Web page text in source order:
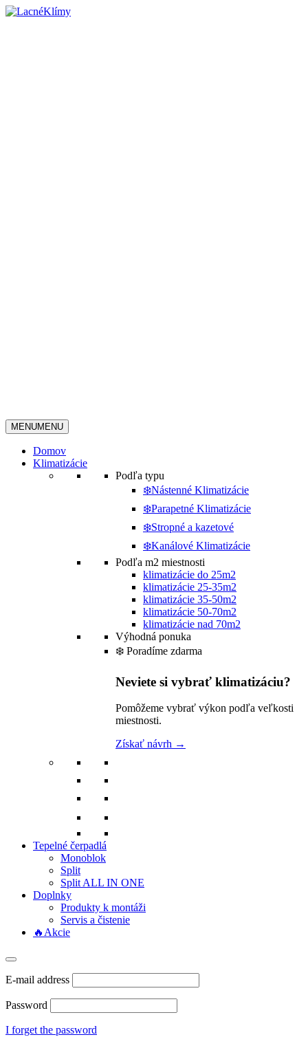
MENUMENU
Domov
Klimatizácie
Podľa typu
❄️Nástenné Klimatizácie
❄️Parapetné Klimatizácie
❄️Stropné a kazetové
❄️Kanálové Klimatizácie
Podľa m2 miestnosti
klimatizácie do 25m2
klimatizácie 25-35m2
klimatizácie 35-50m2
klimatizácie 50-70m2
klimatizácie nad 70m2
Výhodná ponuka
❄️ Poradíme zdarma
Neviete si vybrať klimatizáciu?
Pomôžeme vybrať výkon podľa veľkosti
miestnosti.
Získať návrh →
Tepelné čerpadlá
Monoblok
Split
Split ALL IN ONE
Doplnky
Produkty k montáži
Servis a čistenie
🔥Akcie
E-mail address
Password
I forget the password